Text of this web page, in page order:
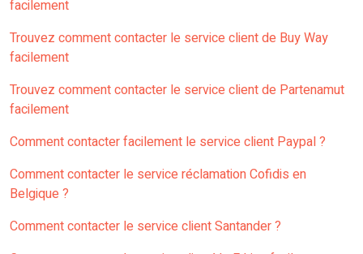
facilement
Trouvez comment contacter le service client de Buy Way
facilement
Trouvez comment contacter le service client de Partenamut
facilement
Comment contacter facilement le service client Paypal ?
Comment contacter le service réclamation Cofidis en
Belgique ?
Comment contacter le service client Santander ?